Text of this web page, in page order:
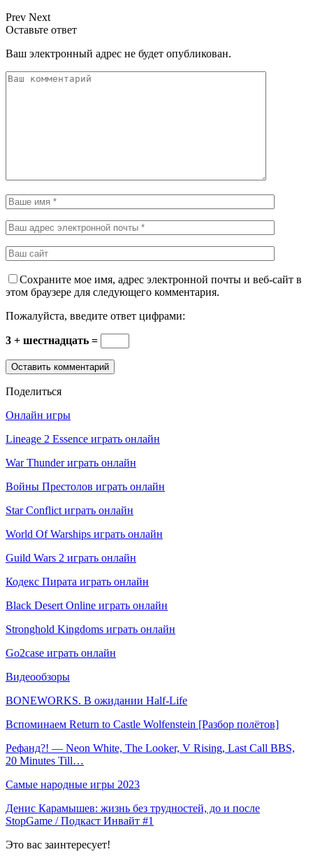
Prev Next
Оставьте ответ
Ваш электронный адрес не будет опубликован.
Сохраните мое имя, адрес электронной почты и веб-сайт в
этом браузере для следующего комментария.
Пожалуйста, введите ответ цифрами:
3 + шестнадцать =
Поделиться
Онлайн игры
Lineage 2 Essence играть онлайн
War Thunder играть онлайн
Войны Престолов играть онлайн
Star Conflict играть онлайн
World Of Warships играть онлайн
Guild Wars 2 играть онлайн
Кодекс Пирата играть онлайн
Black Desert Online играть онлайн
Stronghold Kingdoms играть онлайн
Go2case играть онлайн
Видеообзоры
BONEWORKS. В ожидании Half-Life
Вспоминаем Return to Castle Wolfenstein [Разбор полётов]
Рефанд?! — Neon White, The Looker, V Rising, Last Call BBS,
20 Minutes Till…
Самые народные игры 2023
Денис Карамышев: жизнь без трудностей, до и после
StopGame / Подкаст Инвайт #1
Это вас заинтересует!